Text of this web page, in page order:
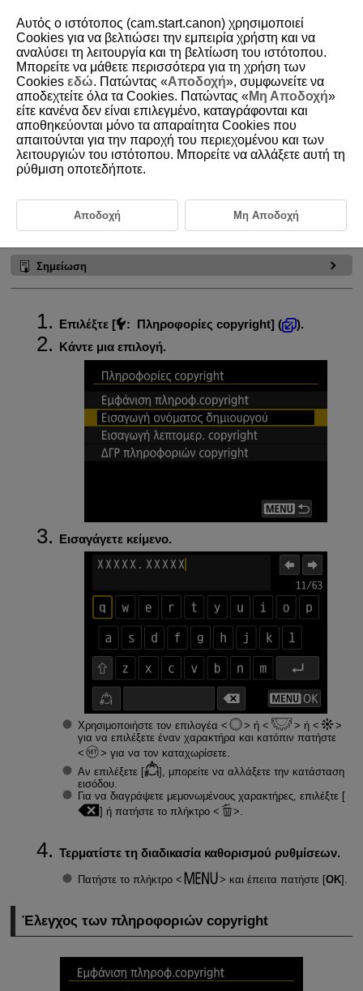
D388-229
Πληροφορίες copyright
Έλεγχος των πληροφοριών copyright
Διαγραφή των πληροφοριών copyright
Προσοχή
Σημείωση
Επιλέξτε [ : Πληροφορίες copyright] (
).
Κάντε μια επιλογή.
Εισαγάγετε κείμενο.
Χρησιμοποιήστε τον επιλογέα ή
ή
για να επιλέξετε έναν χαρακτήρα και κατόπιν πατήστε
για να τον καταχωρίσετε.
Αν επιλέξετε [
], μπορείτε να αλλάξετε την κατάσταση
εισόδου.
Για να διαγράψετε μεμονωμένους χαρακτήρες, επιλέξτε [
] ή πατήστε το πλήκτρο
.
Τερματίστε τη διαδικασία καθορισμού ρυθμίσεων.
Πατήστε το πλήκτρο και έπειτα πατήστε [ΟΚ].
Έλεγχος των πληροφοριών copyright
Αυτός ο ιστότοπος (cam.start.canon) χρησιμοποιεί
Cookies για να βελτιώσει την εμπειρία χρήστη και να
αναλύσει τη λειτουργία και τη βελτίωση του ιστότοπου.
Μπορείτε να μάθετε περισσότερα για τη χρήση των
Cookies εδώ. Πατώντας «Αποδοχή», συμφωνείτε να
αποδεχτείτε όλα τα Cookies. Πατώντας «Μη Αποδοχή»
είτε κανένα δεν είναι επιλεγμένο, καταγράφονται και
αποθηκεύονται μόνο τα απαραίτητα Cookies που
απαιτούνται για την παροχή του περιεχομένου και των
λειτουργιών του ιστότοπου. Μπορείτε να αλλάξετε αυτή τη
ρύθμιση οποτεδήποτε.
Αποδοχή Μη Αποδοχή